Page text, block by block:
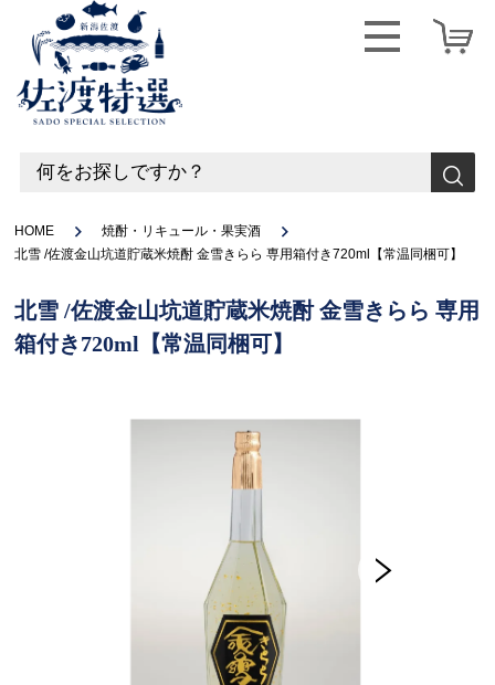
HOME
焼酎・リキュール・果実酒
北雪 /佐渡金山坑道貯蔵米焼酎 金雪きらら 専用箱付き720ml【常温同梱可】
北雪 /佐渡金山坑道貯蔵米焼酎 金雪きらら 専用
箱付き720ml【常温同梱可】